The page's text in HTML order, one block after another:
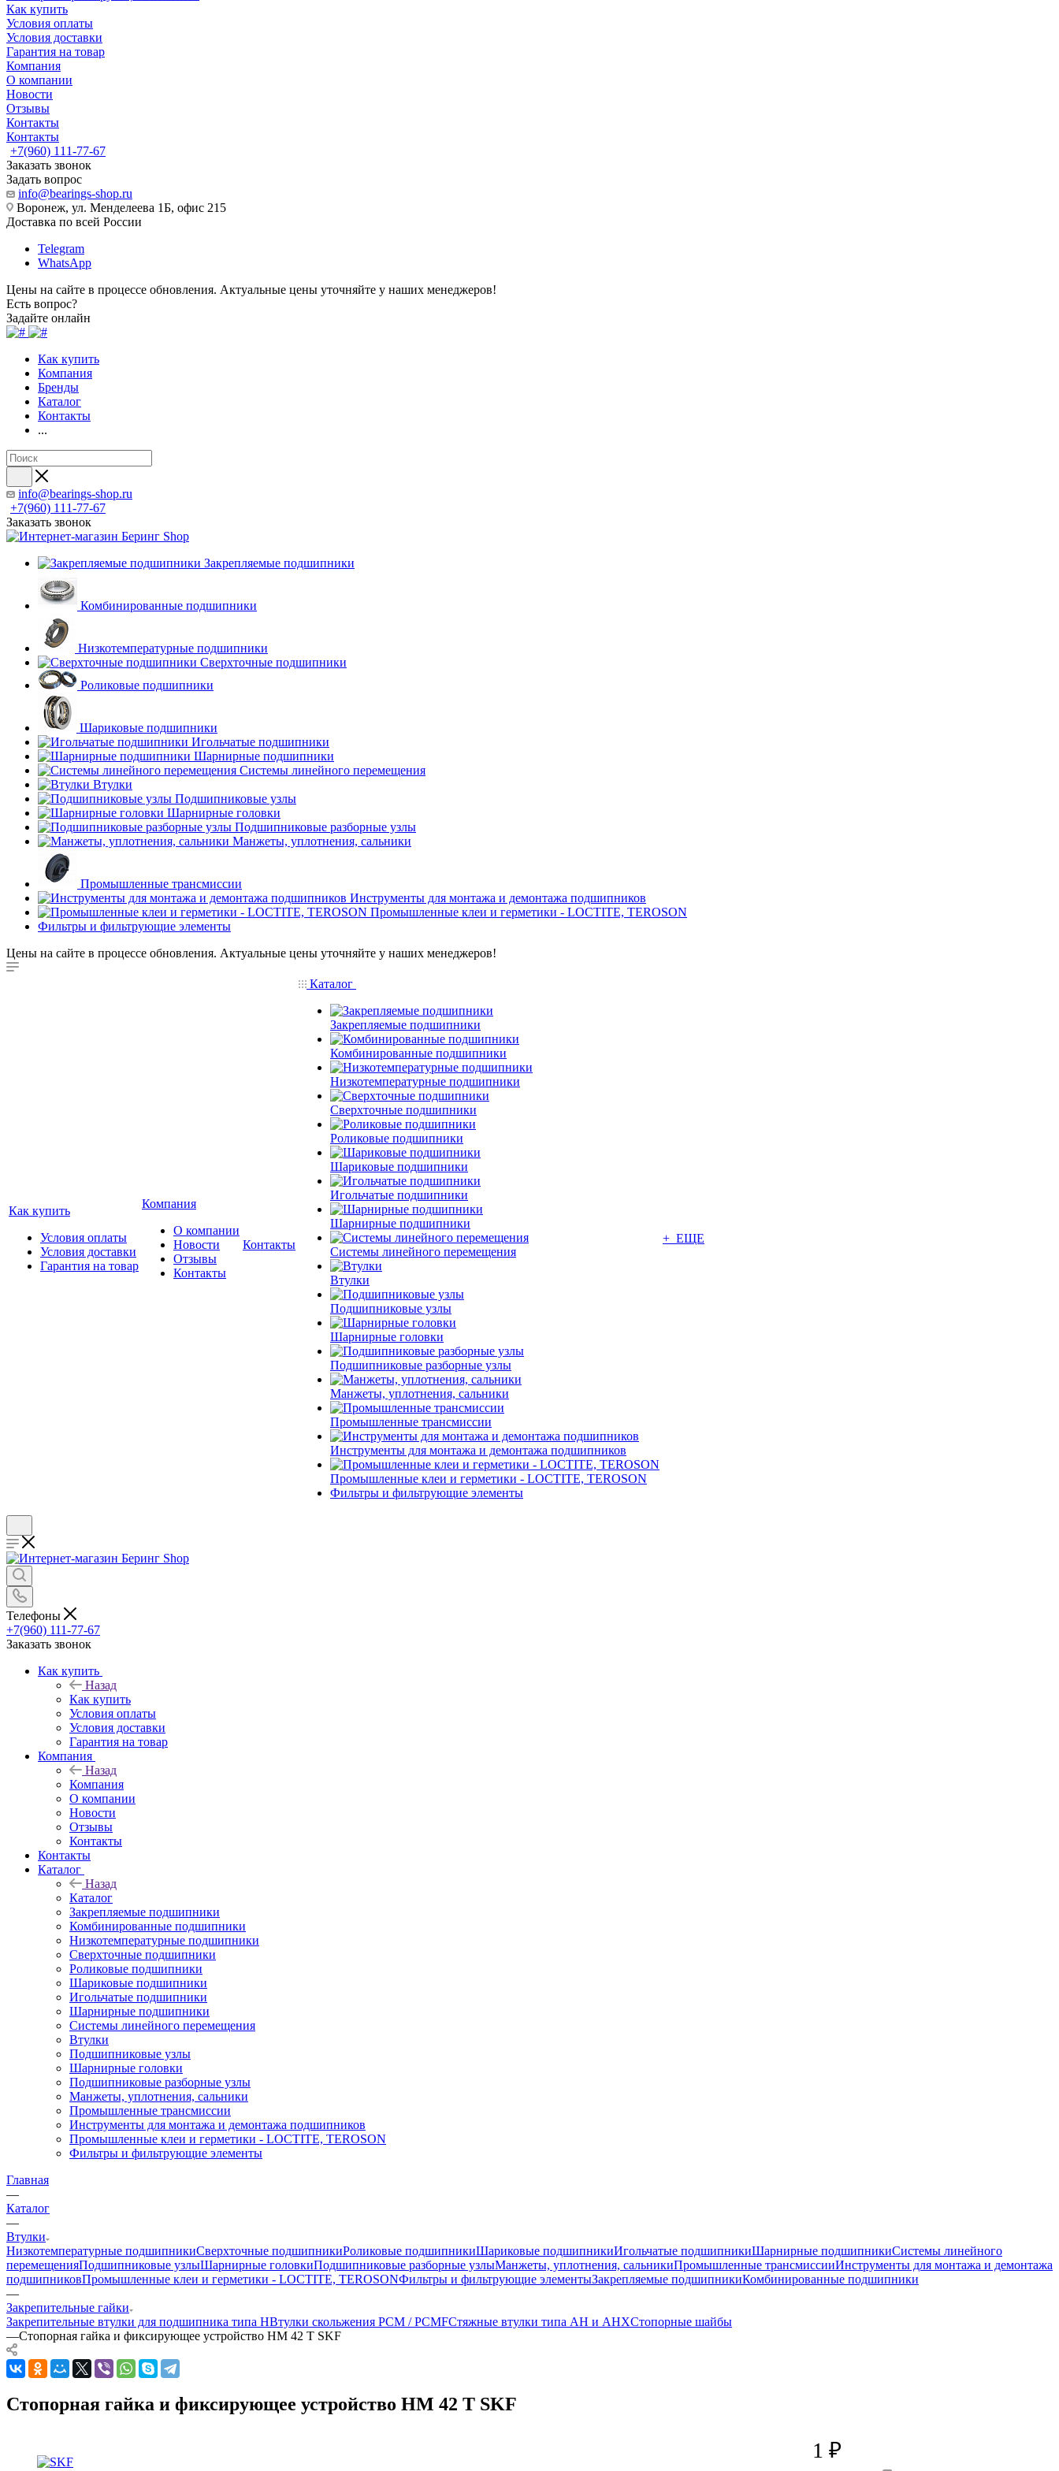
Как купить
Условия оплаты
Условия доставки
Гарантия на товар
Компания
О компании
Новости
Отзывы
Контакты
Контакты
+7(960) 111-77-67
Заказать звонок
Задать вопрос
info@bearings-shop.ru
Воронеж, ул. Менделеева 1Б, офис 215
Доставка по всей России
Telegram
WhatsApp
Цены на сайте в процессе обновления. Актуальные цены уточняйте у наших менеджеров!
Есть вопрос?
Задайте онлайн
Как купить
Компания
Бренды
Каталог
Контакты
...
info@bearings-shop.ru
+7(960) 111-77-67
Заказать звонок
Закрепляемые подшипники
Комбинированные подшипники
Низкотемпературные подшипники
Сверхточные подшипники
Роликовые подшипники
Шариковые подшипники
Игольчатые подшипники
Шарнирные подшипники
Системы линейного перемещения
Втулки
Подшипниковые узлы
Шарнирные головки
Подшипниковые разборные узлы
Манжеты, уплотнения, сальники
Промышленные трансмиссии
Инструменты для монтажа и демонтажа подшипников
Промышленные клеи и герметики - LOCTITE, TEROSON
Фильтры и фильтрующие элементы
Цены на сайте в процессе обновления. Актуальные цены уточняйте у наших менеджеров!
Как купить
Условия оплаты
Условия доставки
Гарантия на товар
Компания
О компании
Новости
Отзывы
Контакты
Контакты
Каталог
Закрепляемые подшипники
Комбинированные подшипники
Низкотемпературные подшипники
Сверхточные подшипники
Роликовые подшипники
Шариковые подшипники
Игольчатые подшипники
Шарнирные подшипники
Системы линейного перемещения
Втулки
Подшипниковые узлы
Шарнирные головки
Подшипниковые разборные узлы
Манжеты, уплотнения, сальники
Промышленные трансмиссии
Инструменты для монтажа и демонтажа подшипников
Промышленные клеи и герметики - LOCTITE, TEROSON
Фильтры и фильтрующие элементы
+ ЕЩЕ
Телефоны
+7(960) 111-77-67
Заказать звонок
Как купить
Назад
Как купить
Условия оплаты
Условия доставки
Гарантия на товар
Компания
Назад
Компания
О компании
Новости
Отзывы
Контакты
Контакты
Каталог
Назад
Каталог
Закрепляемые подшипники
Комбинированные подшипники
Низкотемпературные подшипники
Сверхточные подшипники
Роликовые подшипники
Шариковые подшипники
Игольчатые подшипники
Шарнирные подшипники
Системы линейного перемещения
Втулки
Подшипниковые узлы
Шарнирные головки
Подшипниковые разборные узлы
Манжеты, уплотнения, сальники
Промышленные трансмиссии
Инструменты для монтажа и демонтажа подшипников
Промышленные клеи и герметики - LOCTITE, TEROSON
Фильтры и фильтрующие элементы
Главная
—
Каталог
—
Втулки
Низкотемпературные подшипникиСверхточные подшипникиРоликовые подшипникиШариковые подшипникиИгольчатые подшипникиШарнирные подшипникиСистемы линейного
перемещенияПодшипниковые узлыШарнирные головкиПодшипниковые разборные узлыМанжеты, уплотнения, сальникиПромышленные трансмиссииИнструменты для монтажа и демонтажа
подшипниковПромышленные клеи и герметики - LOCTITE, TEROSONФильтры и фильтрующие элементыЗакрепляемые подшипникиКомбинированные подшипники
—
Закрепительные гайки
Закрепительные втулки для подшипника типа HВтулки скольжения PCM / PCMFСтяжные втулки типа AH и AHXСтопорные шайбы
—Стопорная гайка и фиксирующее устройство HM 42 T SKF
Стопорная гайка и фиксирующее устройство HM 42 T SKF
1 ₽